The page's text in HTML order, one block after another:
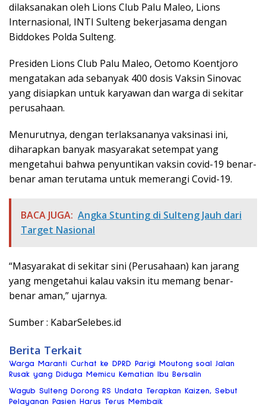
dilaksanakan oleh Lions Club Palu Maleo, Lions
Internasional, INTI Sulteng bekerjasama dengan
Biddokes Polda Sulteng.
Presiden Lions Club Palu Maleo, Oetomo Koentjoro
mengatakan ada sebanyak 400 dosis Vaksin Sinovac
yang disiapkan untuk karyawan dan warga di sekitar
perusahaan.
Menurutnya, dengan terlaksananya vaksinasi ini,
diharapkan banyak masyarakat setempat yang
mengetahui bahwa penyuntikan vaksin covid-19 benar-
benar aman terutama untuk memerangi Covid-19.
BACA JUGA: Angka Stunting di Sulteng Jauh dari
Target Nasional
“Masyarakat di sekitar sini (Perusahaan) kan jarang
yang mengetahui kalau vaksin itu memang benar-
benar aman,” ujarnya.
Sumber : KabarSelebes.id
Berita Terkait
Warga Maranti Curhat ke DPRD Parigi Moutong soal Jalan
Rusak yang Diduga Memicu Kematian Ibu Bersalin
Wagub Sulteng Dorong RS Undata Terapkan Kaizen, Sebut
Pelayanan Pasien Harus Terus Membaik